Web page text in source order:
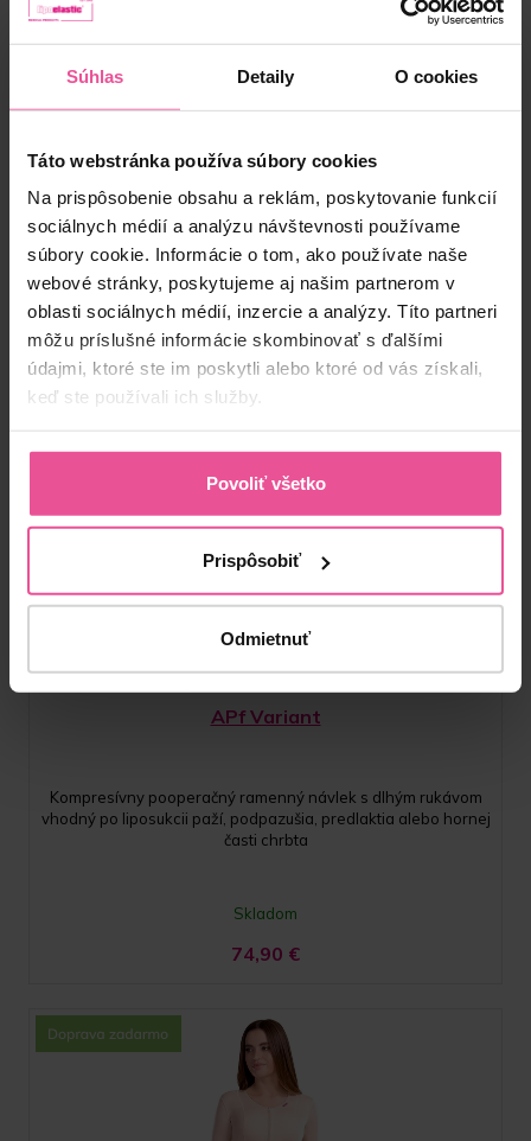
Súhlas Detaily O cookies
Táto webstránka používa súbory cookies
Na prispôsobenie obsahu a reklám, poskytovanie funkcií
sociálnych médií a analýzu návštevnosti používame
súbory cookie. Informácie o tom, ako používate naše
webové stránky, poskytujeme aj našim partnerom v
oblasti sociálnych médií, inzercie a analýzy. Títo partneri
môžu príslušné informácie skombinovať s ďalšími
údajmi, ktoré ste im poskytli alebo ktoré od vás získali,
keď ste používali ich služby.
Povoliť všetko
Prispôsobiť
Odmietnuť
Skladom
64,90€
APf Variant
Kompresívny pooperačný ramenný návlek s dlhým rukávom
vhodný po liposukcii paží, podpazušia, predlaktia alebo hornej
časti chrbta
Skladom
74,90 €